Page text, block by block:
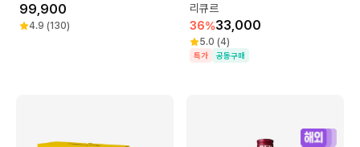
99,900
4.9 (130)
리큐르
36%33,000
5.0 (4)
특가 공동구매